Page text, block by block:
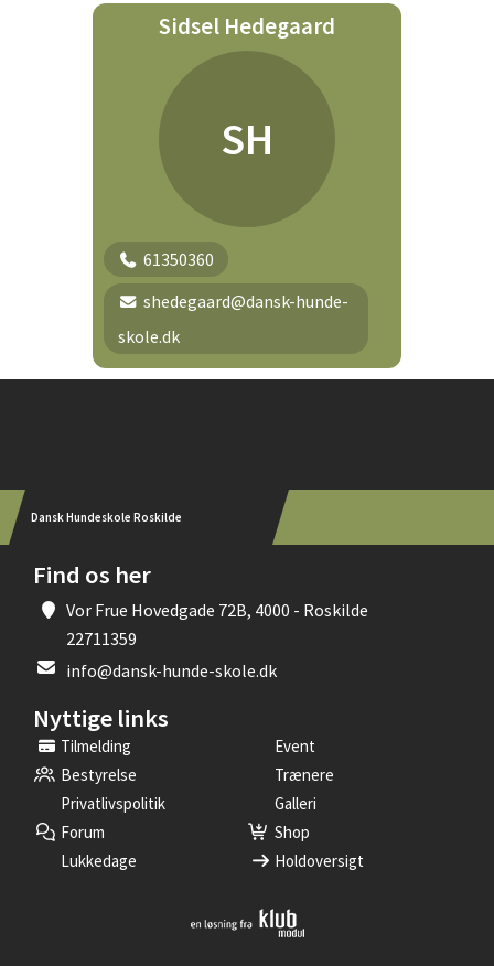
Sidsel Hedegaard
SH
61350360
shedegaard@dansk-hunde-
skole.dk
Dansk Hundeskole Roskilde
Find os her
Vor Frue Hovedgade 72B, 4000 - Roskilde
22711359
info@dansk-hunde-skole.dk
Nyttige links
Tilmelding
Event
Bestyrelse
Trænere
Privatlivspolitik
Galleri
Forum
Shop
Lukkedage
Holdoversigt